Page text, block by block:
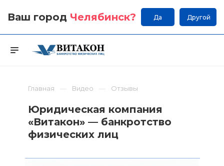
Ваш город Челябинск? Да Другой
Главная Видео Отзывы
Юридическая компания
«Витакон» — банкротство
физических лиц